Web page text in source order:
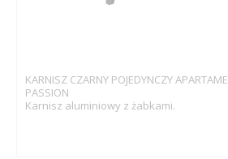
KARNISZ CZARNY POJEDYNCZY
PASSION
Karnisz aluminiowy z żabkami.